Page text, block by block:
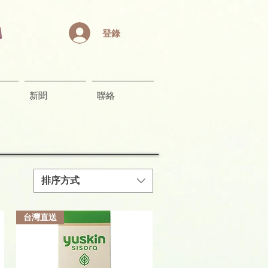
登錄
新聞 聯絡
排序方式
台灣直送